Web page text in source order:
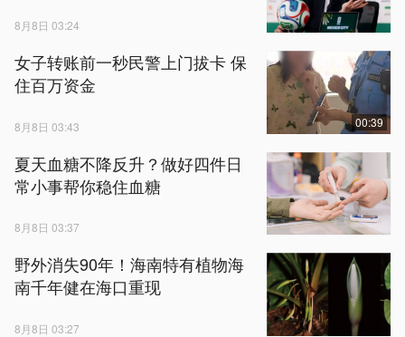
8月8日 03:24
女子转账前一秒民警上门拔卡 保
住百万资金
8月8日 03:43 00:39
夏天血糖不降反升？做好四件日
常小事帮你稳住血糖
8月8日 03:37
野外消失90年！海南特有植物海
南千年健在海口重现
8月8日 03:27